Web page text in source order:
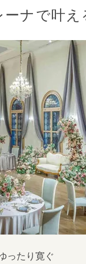
ナで叶え
ったり寛ぐ